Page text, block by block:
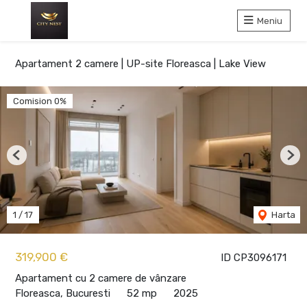
Meniu
Apartament 2 camere | UP-site Floreasca | Lake View
ID CP3096171
319,900 €
Apartament cu 2 camere de vânzare
Floreasca, Bucuresti
52 mp 2025
Comision 0%
1 / 17 Harta
Previous